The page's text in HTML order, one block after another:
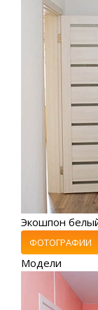
Экошпон
ФОТОГРАФИИ
Модели